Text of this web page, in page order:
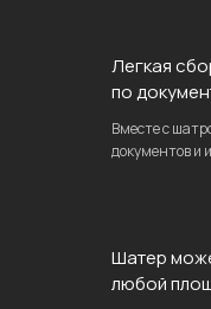
Легкая
по
Вместе с
документов и
Шатер
любой